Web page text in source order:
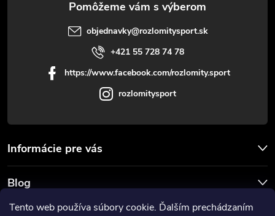
Tento web používa súbory cookie. Ďalším prechádzaním
objednavky@rozlomitysport.sk
+421 55 728 74 78
https://www.facebook.com/rozlomity.sport
rozlomitysport
Informácie pre vás
Blog